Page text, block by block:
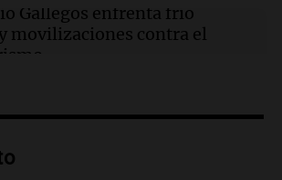
dulces más emblemáticos de las
en Galicia
Gallegos enfrenta frío
movilizaciones contra el
en el Senado sobre
digital en Argentina